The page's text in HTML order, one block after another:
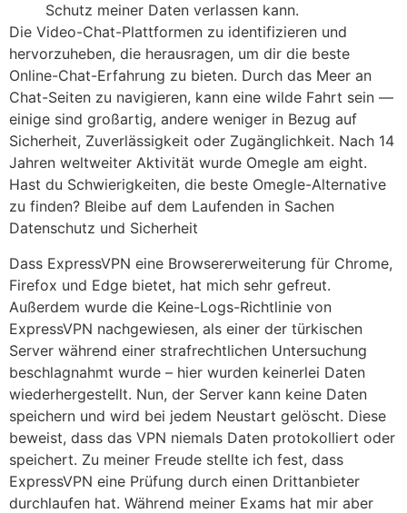
Schutz meiner Daten verlassen kann.
Die Video-Chat-Plattformen zu identifizieren und
hervorzuheben, die herausragen, um dir die beste
Online-Chat-Erfahrung zu bieten. Durch das Meer an
Chat-Seiten zu navigieren, kann eine wilde Fahrt sein —
einige sind großartig, andere weniger in Bezug auf
Sicherheit, Zuverlässigkeit oder Zugänglichkeit. Nach 14
Jahren weltweiter Aktivität wurde Omegle am eight.
Hast du Schwierigkeiten, die beste Omegle-Alternative
zu finden? Bleibe auf dem Laufenden in Sachen
Datenschutz und Sicherheit
Dass ExpressVPN eine Browsererweiterung für Chrome,
Firefox und Edge bietet, hat mich sehr gefreut.
Außerdem wurde die Keine-Logs-Richtlinie von
ExpressVPN nachgewiesen, als einer der türkischen
Server während einer strafrechtlichen Untersuchung
beschlagnahmt wurde – hier wurden keinerlei Daten
wiederhergestellt. Nun, der Server kann keine Daten
speichern und wird bei jedem Neustart gelöscht. Diese
beweist, dass das VPN niemals Daten protokolliert oder
speichert. Zu meiner Freude stellte ich fest, dass
ExpressVPN eine Prüfung durch einen Drittanbieter
durchlaufen hat. Während meiner Exams hat mir aber